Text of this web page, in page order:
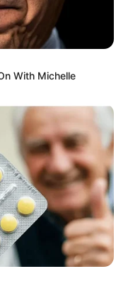
With Michelle